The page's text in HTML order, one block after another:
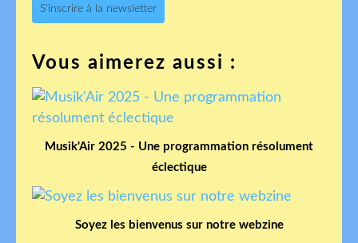
S'inscrire à la newsletter
Vous aimerez aussi :
Musik'Air 2025 - Une programmation résolument
éclectique
Soyez les bienvenus sur notre webzine